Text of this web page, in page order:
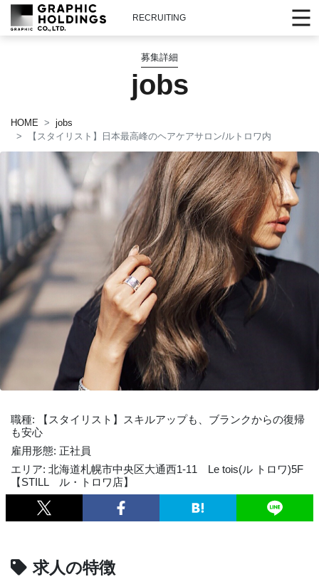
RECRUITING
募集詳細
jobs
HOME
jobs
【スタイリスト】日本最高峰のヘアケアサロン/ルトロワ内
職種: 【スタイリスト】スキルアップも、ブランクからの復帰
も安心
雇用形態: 正社員
エリア: 北海道札幌市中央区大通西1-11 Le tois(ル トロワ)5F
【STILL ル・トロワ店】
求人の特徴